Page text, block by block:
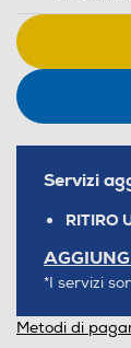
Servizi
RITIRO
*I servizi
Metodi di